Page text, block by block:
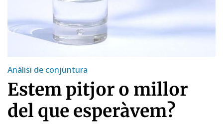
Anàlisi de conjuntura
Estem pitjor o millor
del que esperàvem?